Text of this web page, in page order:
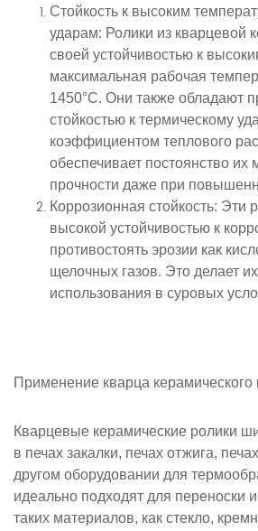
Стойкость к высоким
ударам: Ролики из кварцевой
своей устойчивостью к
максимальная рабочая
1450°С. Они также обладают
стойкостью к термическому
коэффициентом теплового
обеспечивает постоянство их
прочности даже при
Коррозионная стойкость: Эти
высокой устойчивостью к
противостоять эрозии как
щелочных газов. Это делает
использования в суровых
Применение кварца керамического
Кварцевые керамические ролики
в печах закалки, печах отжига,
другом оборудовании для
идеально подходят для переноски
таких материалов, как стекло,